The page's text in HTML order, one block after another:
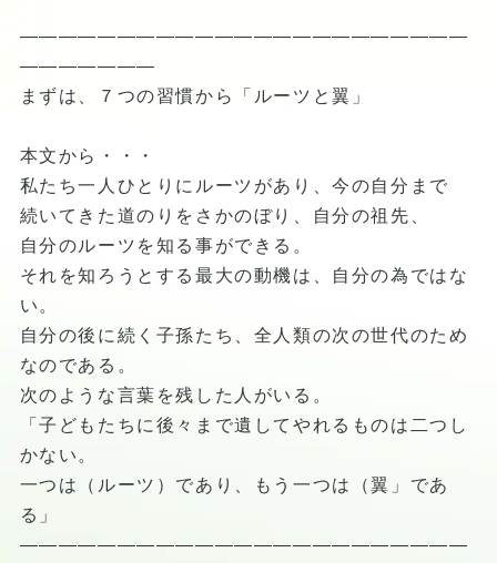
―――――――――――――――――――――――
―――――――
まずは、７つの習慣から「ルーツと翼」
本文から・・・
私たち一人ひとりにルーツがあり、今の自分まで
続いてきた道のりをさかのぼり、自分の祖先、
自分のルーツを知る事ができる。
それを知ろうとする最大の動機は、自分の為ではな
い。
自分の後に続く子孫たち、全人類の次の世代のため
なのである。
次のような言葉を残した人がいる。
「子どもたちに後々まで遺してやれるものは二つし
かない。
一つは（ルーツ）であり、もう一つは（翼」であ
る」
―――――――――――――――――――――――